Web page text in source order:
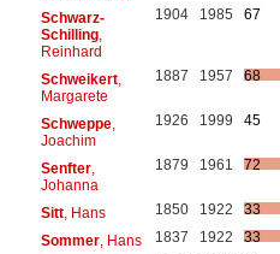
Schwarz-
Schilling,
Reinhard
1904 1985 67
Schweikert,
Margarete
1887 1957 68
Schweppe,
Joachim
1926 1999 45
Senfter,
Johanna
1879 1961 72
Sitt, Hans 1850 1922
33
Sommer, Hans 1837 1922
33